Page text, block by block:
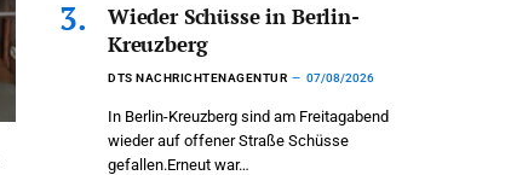
Wieder Schüsse in Berlin-
Kreuzberg
DTS NACHRICHTENAGENTUR 07/08/2026
In Berlin-Kreuzberg sind am Freitagabend
wieder auf offener Straße Schüsse
gefallen.Erneut war…